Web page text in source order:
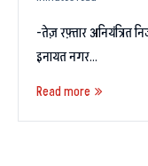
-तेज़ रफ़्तार अनियंत्रित
इनायत नगर…
Read more